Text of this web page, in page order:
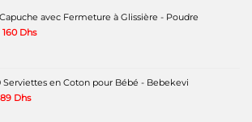
avec Fermeture à Glissière - Poudre
Le
200 Dhs.
160 DhsLe
160 Dhs.
Serviettes en Coton pour Bébé - Bebekevi
Le
89 DhsLe